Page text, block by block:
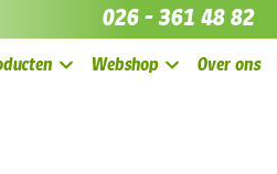
026 - 361 48 82
Webshop Over ons